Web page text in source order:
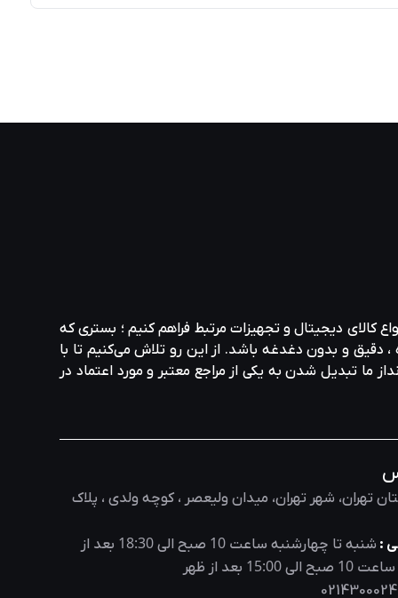
کالای دیجیتال و تجهیزات مرتبط فراهم کنیم ؛ بستری که
دقیق و بدون دغدغه باشد. از این رو تلاش می‌کنیم تا با
ما تبدیل شدن به یکی از مراجع معتبر و مورد اعتماد در
تهران، شهر تهران، میدان ولیعصر ، کوچه ولدی ، پلاک
: شنبه تا چهارشنبه ساعت صبح الی 18:30 بعد از
ساعت
صبح الی 15:00 بعد از ظهر